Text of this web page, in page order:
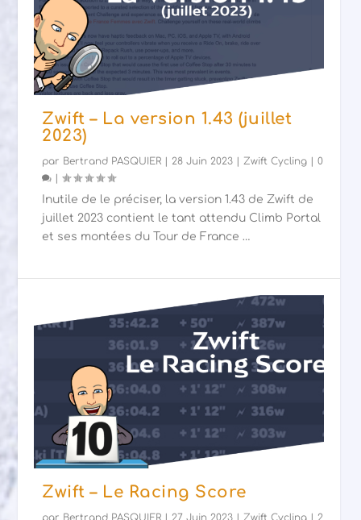
Zwift – La version 1.43 (juillet
2023)
par Bertrand PASQUIER | 28 Juin 2023 | Zwift Cycling |0
|
Inutile de le préciser, la version 1.43 de Zwift de
juillet 2023 contient le tant attendu Climb Portal
et ses montées du Tour de France …
Zwift – Le Racing Score
par Bertrand PASQUIER 27 Juin 2023 Zwift Cycling 2